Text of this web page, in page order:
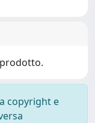
copyright e